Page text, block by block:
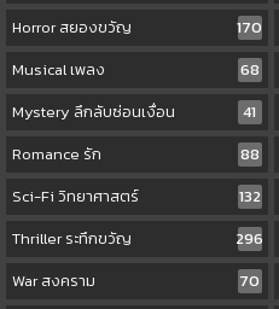
Horror สยองขวัญ
170
Musical เพลง
68
Mystery ลึกลับซ่อนเงื่อน
41
Romance รัก
88
Sci-Fi วิทยาศาสตร์
132
Thriller ระทึกขวัญ
296
War สงคราม
70